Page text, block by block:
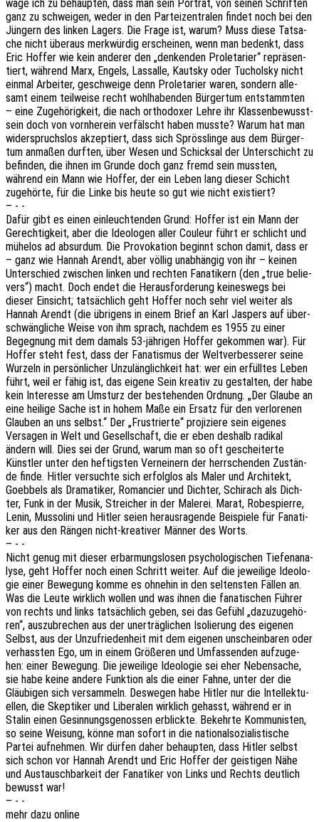
wage ich zu behaup­ten, dass man sein Porträt, von seinen Schrif­ten
ganz zu schwei­gen, weder in den Partei­zen­tra­len findet noch bei den
Jüngern des linken Lagers. Die Frage ist, warum? Muss diese Tatsa­
che nicht über­aus merk­wür­dig erschei­nen, wenn man bedenkt, dass
Eric Hoffer wie kein ande­rer den „denken­den Prole­ta­ri­er“ reprä­sen­
tiert, während Marx, Engels, Lass­alle, Kaut­sky oder Tuchol­sky nicht
einmal Arbei­ter, geschwei­ge denn Prole­ta­ri­er waren, sondern alle­
samt einem teil­wei­se recht wohl­ha­ben­den Bürger­tum entstamm­ten
– eine Zuge­hö­rig­keit, die nach ortho­do­xer Lehre ihr Klas­sen­be­wusst­
sein doch von vorn­her­ein verfälscht haben musste? Warum hat man
wider­spruchs­los akzep­tiert, dass sich Spröss­lin­ge aus dem Bürger­
tum anma­ßen durf­ten, über Wesen und Schick­sal der Unter­schicht zu
befin­den, die ihnen im Grunde doch ganz fremd sein muss­ten,
während ein Mann wie Hoffer, der ein Leben lang dieser Schicht
zuge­hör­te, für die Linke bis heute so gut wie nicht existiert?
– - -
Dafür gibt es einen einleuch­ten­den Grund: Hoffer ist ein Mann der
Gerech­tig­keit, aber die Ideo­lo­gen aller Couleur führt er schlicht und
mühe­los ad absur­dum. Die Provo­ka­ti­on beginnt schon damit, dass er
– ganz wie Hannah Arendt, aber völlig unab­hän­gig von ihr – keinen
Unter­schied zwischen linken und rech­ten Fana­ti­kern (den „true belie­
vers“) macht. Doch endet die Heraus­for­de­rung keines­wegs bei
dieser Einsicht; tatsäch­lich geht Hoffer noch sehr viel weiter als
Hannah Arendt (die übri­gens in einem Brief an Karl Jaspers auf über­
schwäng­li­che Weise von ihm sprach, nach­dem es 1955 zu einer
Begeg­nung mit dem damals 53-jähri­gen Hoffer gekom­men war). Für
Hoffer steht fest, dass der Fana­tis­mus der Welt­ver­bes­se­rer seine
Wurzeln in persön­li­cher Unzu­läng­lich­keit hat: wer ein erfüll­tes Leben
führt, weil er fähig ist, das eigene Sein krea­tiv zu gestal­ten, der habe
kein Inter­es­se am Umsturz der bestehen­den Ordnung. „Der Glaube an
eine heili­ge Sache ist in hohem Maße ein Ersatz für den verlo­re­nen
Glau­ben an uns selbst.“ Der „Frus­trier­te“ proji­zie­re sein eige­nes
Versa­gen in Welt und Gesell­schaft, die er eben deshalb radi­kal
ändern will. Dies sei der Grund, warum man so oft geschei­ter­te
Künst­ler unter den heftigs­ten Vernei­nern der herr­schen­den Zustän­
de finde. Hitler versuch­te sich erfolg­los als Maler und Archi­tekt,
Goeb­bels als Drama­ti­ker, Roman­cier und Dich­ter, Schi­rach als Dich­
ter, Funk in der Musik, Strei­cher in der Male­rei. Marat, Robes­pierre,
Lenin, Musso­li­ni und Hitler seien heraus­ra­gen­de Beispie­le für Fana­ti­
ker aus den Rängen nicht-krea­ti­ver Männer des Worts.
– - -
Nicht genug mit dieser erbar­mungs­lo­sen psycho­lo­gi­schen Tiefen­ana­
ly­se, geht Hoffer noch einen Schritt weiter. Auf die jewei­li­ge Ideo­lo­
gie einer Bewe­gung komme es ohne­hin in den seltens­ten Fällen an.
Was die Leute wirk­lich wollen und was ihnen die fana­ti­schen Führer
von rechts und links tatsäch­lich geben, sei das Gefühl „dazu­zu­ge­hö­
ren“, auszu­bre­chen aus der uner­träg­li­chen Isolie­rung des eige­nen
Selbst, aus der Unzu­frie­den­heit mit dem eige­nen unschein­ba­ren oder
verhass­ten Ego, um in einem Größe­ren und Umfas­sen­den aufzu­ge­
hen: einer Bewe­gung. Die jewei­li­ge Ideo­lo­gie sei eher Neben­sa­che,
sie habe keine andere Funk­ti­on als die einer Fahne, unter der die
Gläu­bi­gen sich versam­meln. Deswe­gen habe Hitler nur die Intel­lek­tu­
el­len, die Skep­ti­ker und Libe­ra­len wirk­lich gehasst, während er in
Stalin einen Gesin­nungs­ge­nos­sen erblick­te. Bekehr­te Kommu­nis­ten,
so seine Weisung, könne man sofort in die natio­nal­so­zia­lis­ti­sche
Partei aufneh­men. Wir dürfen daher behaup­ten, dass Hitler selbst
sich schon vor Hannah Arendt und Eric Hoffer der geis­ti­gen Nähe
und Austausch­bar­keit der Fana­ti­ker von Links und Rechts deut­lich
bewusst war!
– - -
mehr dazu online